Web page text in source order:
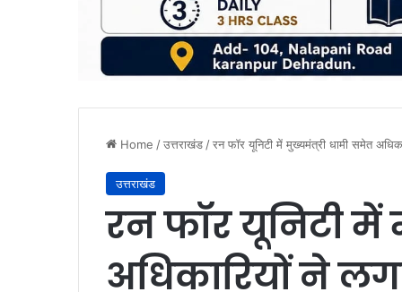
Home /उत्तराखंड/रन फॉर यूनिटी में मुख्यमंत्री धामी समेत
उत्तराखंड
रन फॉर यूनिटी में
अधिकारियों ने